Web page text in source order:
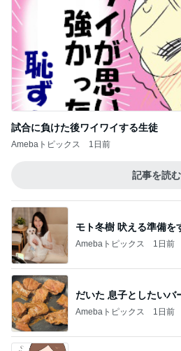
試合に負けた後ワイワイする生徒
Amebaトピックス 1日前
記事を読む
Amebaトピックス 1日前
だいた 息子としたいバ
Amebaトピックス 1日前
親子レクで見た大変そ
Amebaトピックス 2日前